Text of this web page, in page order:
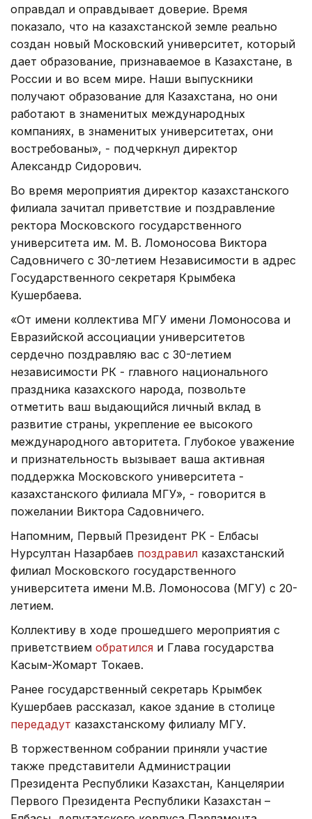
оправдал и оправдывает доверие. Время
показало, что на казахстанской земле реально
создан новый Московский университет, который
дает образование, признаваемое в Казахстане, в
России и во всем мире. Наши выпускники
получают образование для Казахстана, но они
работают в знаменитых международных
компаниях, в знаменитых университетах, они
востребованы», - подчеркнул директор
Александр Сидорович.
Во время мероприятия директор казахстанского
филиала зачитал приветствие и поздравление
ректора Московского государственного
университета им. М. В. Ломоносова Виктора
Садовничего с 30-летием Независимости в адрес
Государственного секретаря Крымбека
Кушербаева.
«От имени коллектива МГУ имени Ломоносова и
Евразийской ассоциации университетов
сердечно поздравляю вас с 30-летием
независимости РК - главного национального
праздника казахского народа, позвольте
отметить ваш выдающийся личный вклад в
развитие страны, укрепление ее высокого
международного авторитета. Глубокое уважение
и признательность вызывает ваша активная
поддержка Московского университета -
казахстанского филиала МГУ», - говорится в
пожелании Виктора Садовничего.
Напомним, Первый Президент РК - Елбасы
Нурсултан Назарбаев поздравил казахстанский
филиал Московского государственного
университета имени М.В. Ломоносова (МГУ) с 20-
летием.
Коллективу в ходе прошедшего мероприятия с
приветствием обратился и Глава государства
Касым-Жомарт Токаев.
Ранее государственный секретарь Крымбек
Кушербаев рассказал, какое здание в столице
передадут казахстанскому филиалу МГУ.
В торжественном собрании приняли участие
также представители Администрации
Президента Республики Казахстан, Канцелярии
Первого Президента Республики Казахстан –